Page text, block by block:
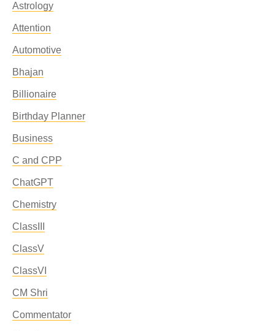
Astrology
Attention
Automotive
Bhajan
Billionaire
Birthday Planner
Business
C and CPP
ChatGPT
Chemistry
ClassIII
ClassV
ClassVI
CM Shri
Commentator